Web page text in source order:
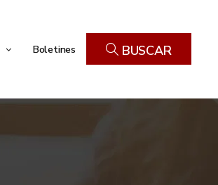
Boletines BUSCAR